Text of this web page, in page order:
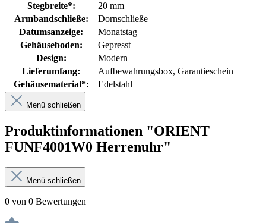
Stegbreite*:
20 mm
Armbandschließe:
Dornschließe
Datumsanzeige:
Monatstag
Gehäuseboden:
Gepresst
Design:
Modern
Lieferumfang:
Aufbewahrungsbox, Garantieschein
Gehäusematerial*:
Edelstahl
Menü schließen
Produktinformationen "ORIENT
FUNF4001W0 Herrenuhr"
Menü schließen
0 von 0 Bewertungen